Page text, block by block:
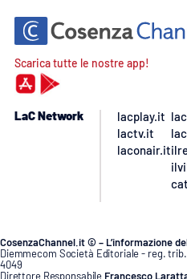
Scarica tutte le nostre app!
LaC Network
lacplay.it
lactv.it
laconair.it
CosenzaChannel.it © – L’informazione
Diemmecom Società Editoriale - reg. trib.
4049
Direttore Responsabile Francesco